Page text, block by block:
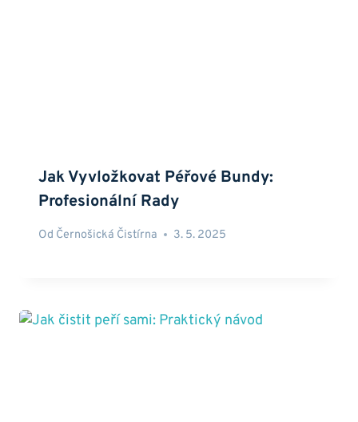
Jak Vyvložkovat Péřové Bundy:
Profesionální Rady
Od Černošická Čistírna 3. 5. 2025